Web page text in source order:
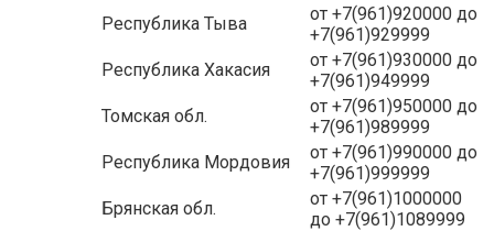
Республика Тыва
от +7(961)920000 до
+7(961)929999
Республика Хакасия
от +7(961)930000 до
+7(961)949999
Томская обл.
от +7(961)950000 до
+7(961)989999
Республика Мордовия
от +7(961)990000 до
+7(961)999999
Брянская обл.
от +7(961)1000000
до +7(961)1089999